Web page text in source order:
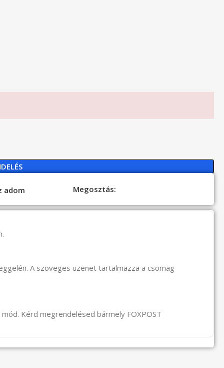
adom Megosztás:
A szöveges üzenet tartalmazza a csomag
Kérd megrendelésed bármely FOXPOST